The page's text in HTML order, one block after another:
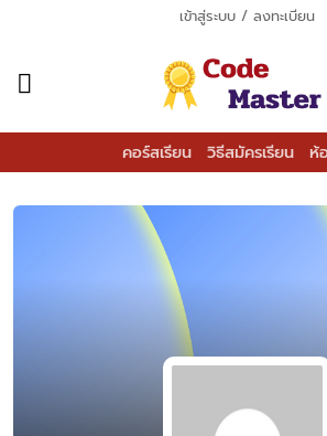
ยัง
เนื้อหา
เข้าสู่ระบบ / ลงทะเบียน
คอร์สเรียน วิธีสมัครเรียน ห้